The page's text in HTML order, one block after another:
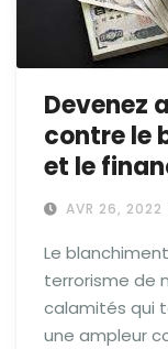
Devenez
contre le
et le
AVR 26, 2022
Le
terrorisme de
calamités qui
une ampleur